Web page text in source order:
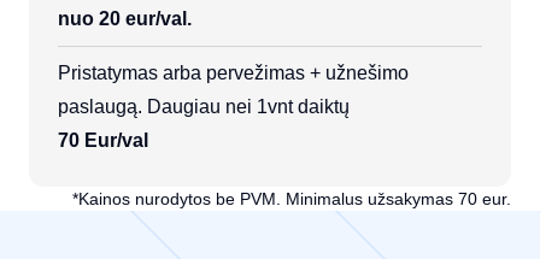
nuo 20 eur/val.
Pristatymas arba pervežimas + užnešimo
paslaugą. Daugiau nei 1vnt daiktų
70 Eur/val
*Kainos nurodytos be PVM. Minimalus užsakymas 70 eur.